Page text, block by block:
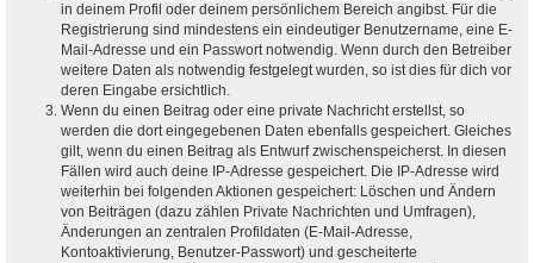
in deinem Profil oder deinem persönlichem Bereich angibst. Für die
Registrierung sind mindestens ein eindeutiger Benutzername, eine E-
Mail-Adresse und ein Passwort notwendig. Wenn durch den Betreiber
weitere Daten als notwendig festgelegt wurden, so ist dies für dich vor
deren Eingabe ersichtlich.
Wenn du einen Beitrag oder eine private Nachricht erstellst, so
werden die dort eingegebenen Daten ebenfalls gespeichert. Gleiches
gilt, wenn du einen Beitrag als Entwurf zwischenspeicherst. In diesen
Fällen wird auch deine IP-Adresse gespeichert. Die IP-Adresse wird
weiterhin bei folgenden Aktionen gespeichert: Löschen und Ändern
von Beiträgen (dazu zählen Private Nachrichten und Umfragen),
Änderungen an zentralen Profildaten (E-Mail-Adresse,
Kontoaktivierung, Benutzer-Passwort) und gescheiterte